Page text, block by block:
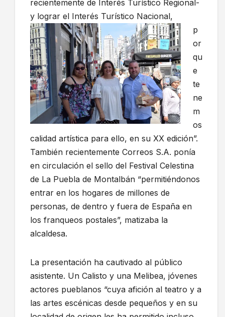
recientemente de Interés Turístico Regional-
y lograr el Interés Turístico Nacional,
p
or
qu
e
te
ne
m
os
calidad artística para ello, en su XX edición”.
También recientemente Correos S.A. ponía
en circulación el sello del Festival Celestina
de La Puebla de Montalbán “permitiéndonos
entrar en los hogares de millones de
personas, de dentro y fuera de España en
los franqueos postales”, matizaba la
alcaldesa.
La presentación ha cautivado al público
asistente. Un Calisto y una Melibea, jóvenes
actores pueblanos “cuya afición al teatro y a
las artes escénicas desde pequeños y en su